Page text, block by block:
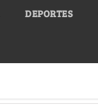
DEPORTES